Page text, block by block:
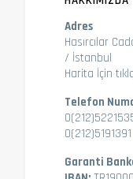
Adres
Hasırcılar
/ İstanbul
Harita İçin
Telefon
0(212)5191391
Garanti